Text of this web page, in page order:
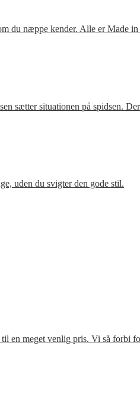
du næppe kender. Alle er Made
sætter situationen på spidsen.
uden du svigter den gode stil.
meget venlig pris. Vi så forbi